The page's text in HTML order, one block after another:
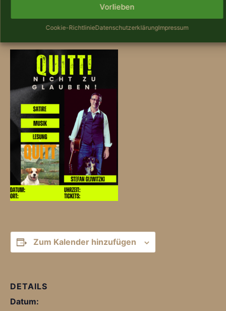
Vorlieben
Cookie-RichtlinieDatenschutzerklärungImpressum
Über­all im Buch­han­del oder unter www​.omni​no​
Zum Kalender hinzufügen
DETAILS
Datum: